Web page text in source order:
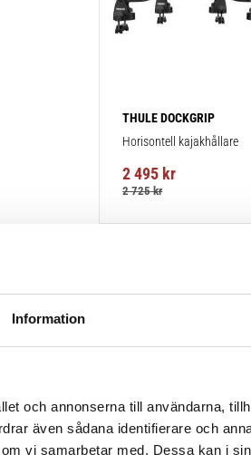
Information
och annonserna till användarna,
även sådana identifierare och
vi samarbetar med. Dessa kan i
THULE DOCKGRIP
Horisontell kajakhållare
2 495 kr
2 725kr